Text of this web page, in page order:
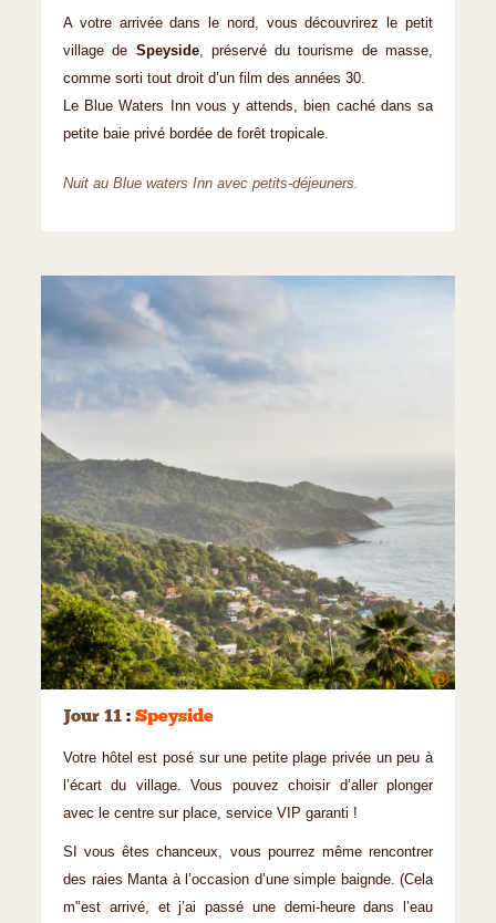
A votre arrivée dans le nord, vous découvrirez le petit
village de Speyside, préservé du tourisme de masse,
comme sorti tout droit d’un film des années 30.
Le Blue Waters Inn vous y attends, bien caché dans sa
petite baie privé bordée de forêt tropicale.
Nuit au Blue waters Inn avec petits-déjeuners.
©
Jour 11 : Speyside
Votre hôtel est posé sur une petite plage privée un peu à
l’écart du village. Vous pouvez choisir d’aller plonger
avec le centre sur place, service VIP garanti !
SI vous êtes chanceux, vous pourrez même rencontrer
des raies Manta à l’occasion d’une simple baignde. (Cela
m'’est arrivé, et j’ai passé une demi-heure dans l’eau